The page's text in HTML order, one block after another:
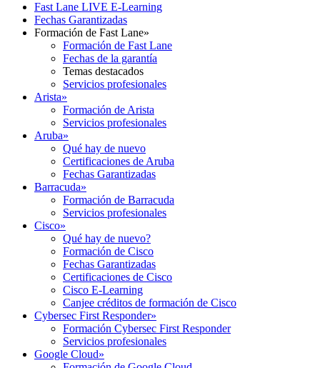
Fast Lane LIVE E-Learning
Fechas Garantizadas
Formación de Fast Lane»
Formación de Fast Lane
Fechas de la garantía
Temas destacados
Servicios profesionales
Arista»
Formación de Arista
Servicios profesionales
Aruba»
Qué hay de nuevo
Certificaciones de Aruba
Fechas Garantizadas
Barracuda»
Formación de Barracuda
Servicios profesionales
Cisco»
Qué hay de nuevo?
Formación de Cisco
Fechas Garantizadas
Certificaciones de Cisco
Cisco E-Learning
Canjee créditos de formación de Cisco
Cybersec First Responder»
Formación Cybersec First Responder
Servicios profesionales
Google Cloud»